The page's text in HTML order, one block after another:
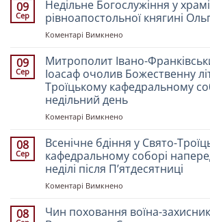
церкві
Костянтина
Олени»
09
Сер
Недільне Богослужіння у
рівноапостольної княгині
Коментарі Вимкнено
Богослужіння
у
храмі
«Святої
рівноапостольної
09
Сер
Митрополит Івано-
Іоасаф очолив Божественну
Троїцькому кафедральному
недільний день
Коментарі Вимкнено
Івано-
Франківський
і
Галицький
Божественну
08
Сер
Всенічне бдіння у Свято-
кафедральному соборі
неділі після Пʼятдесятниці
Коментарі Вимкнено
бдіння
08
Чин поховання воїна-